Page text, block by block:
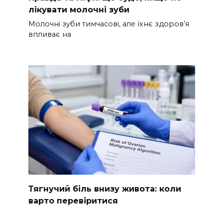
лікувати молочні зуби
Молочні зуби тимчасові, але їхнє здоров’я
впливає на
Тягнучий біль внизу живота: коли
варто перевіритися